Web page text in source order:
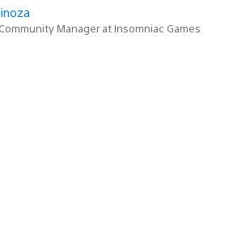
Manager at Insomniac Games